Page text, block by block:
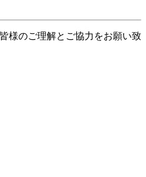
様のご理解とご協力をお願い致